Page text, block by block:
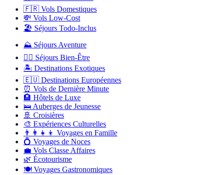
🇫🇷 Vols Domestiques
💸 Vols Low-Cost
🏖️ Séjours Todo-Inclus
⛰️ Séjours Aventure
🧖‍♀️ Séjours Bien-Être
🏝️ Destinations Exotiques
🇪🇺 Destinations Européennes
⏰ Vols de Dernière Minute
🏨 Hôtels de Luxe
🛌 Auberges de Jeunesse
🚢 Croisières
🎨 Expériences Culturelles
👨‍👩‍👧‍👦 Voyages en Famille
💍 Voyages de Noces
💼 Vols Classe Affaires
🌿 Écotourisme
🍽️ Voyages Gastronomiques